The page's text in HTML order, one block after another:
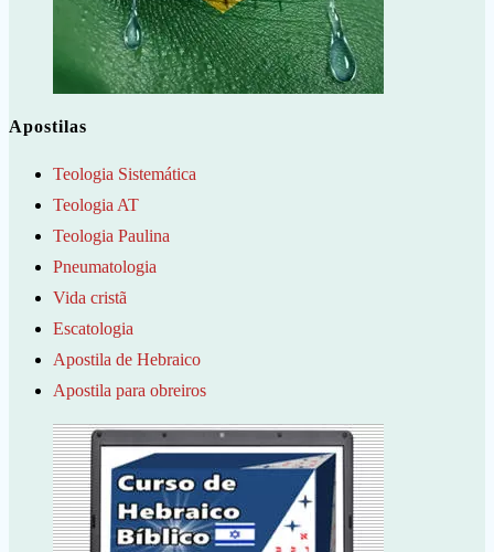
Apostilas
Teologia Sistemática
Teologia AT
Teologia Paulina
Pneumatologia
Vida cristã
Escatologia
Apostila de Hebraico
Apostila para obreiros